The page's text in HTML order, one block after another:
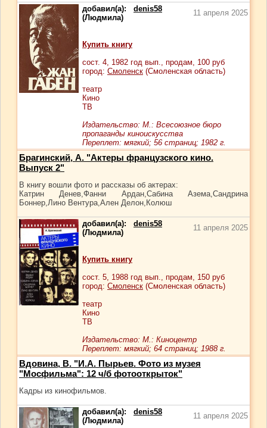
добавил(а): denis58
(Людмила)
11 апреля 2025
Купить книгу
сост. 4, 1982 год вып., продам, 100 руб
город: Смоленск (Смоленская область)
театр
Кино
ТВ
Издательство: М.: Всесоюзное бюро
пропаганды киноискусства
Переплет: мягкий; 56 страниц; 1982 г.
Брагинский, А. "Актеры французского кино.
Выпуск 2"
В книгу вошли фото и рассказы об актерах:
Катрин Денев,Фанни Ардан,Сабина Азема,Сандрина
Боннер,Лино Вентура,Ален Делон,Колюш
добавил(а): denis58
(Людмила)
11 апреля 2025
Купить книгу
сост. 5, 1988 год вып., продам, 150 руб
город: Смоленск (Смоленская область)
театр
Кино
ТВ
Издательство: М.: Киноцентр
Переплет: мягкий; 64 страниц; 1988 г.
Вдовина, В. "И.А. Пырьев. Фото из музея
"Мосфильма": 12 ч/б фотооткрыток"
Кадры из кинофильмов.
добавил(а): denis58
(Людмила)
11 апреля 2025